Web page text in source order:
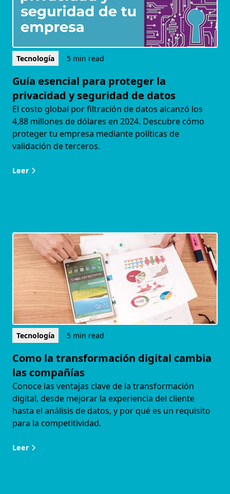
Tecnología 5 min read
Guía esencial para proteger la
privacidad y seguridad de datos
El costo global por filtración de datos alcanzó los
4,88 millones de dólares en 2024. Descubre cómo
proteger tu empresa mediante políticas de
validación de terceros.
Leer
Tecnología 5 min read
Como la transformación digital cambia
las compañías
Conoce las ventajas clave de la transformación
digital, desde mejorar la experiencia del cliente
hasta el análisis de datos, y por qué es un requisito
para la competitividad.
Leer